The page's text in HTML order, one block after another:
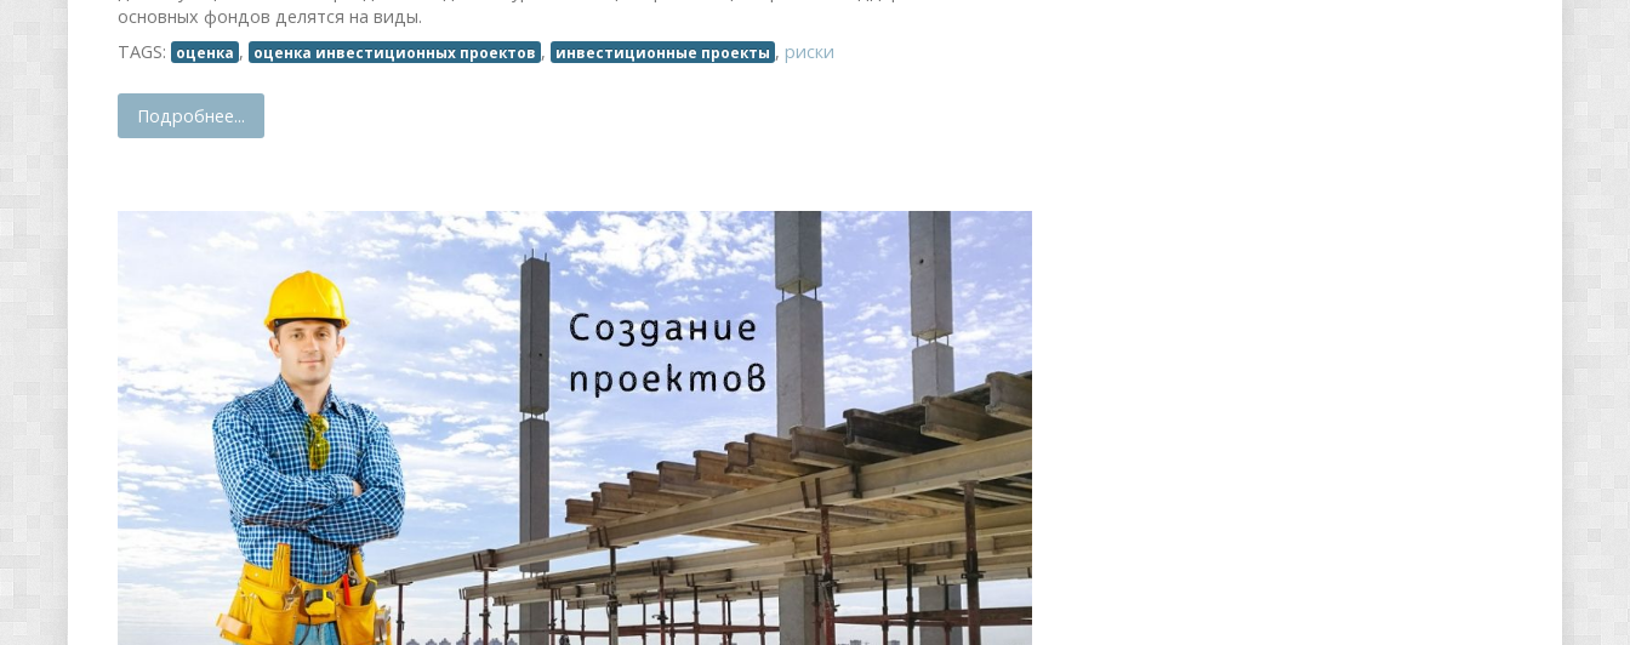
основных фондов делятся на виды.
TAGS:
оценка , оценка инвестиционных проектов , инвестиционные проекты , риски
Подробнее...